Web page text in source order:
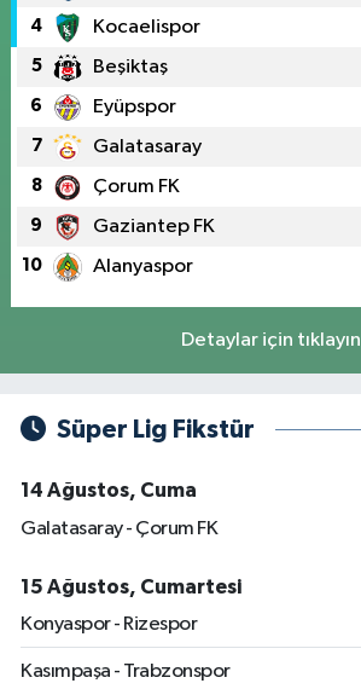
4 Kocaelispor
5 Beşiktaş
6 Eyüpspor
7 Galatasaray
8 Çorum FK
9 Gaziantep FK
10 Alanyaspor
Detaylar için tıklayın
Süper Lig Fikstür
14 Ağustos, Cuma
Galatasaray - Çorum FK
15 Ağustos, Cumartesi
Konyaspor - Rizespor
Kasımpaşa - Trabzonspor